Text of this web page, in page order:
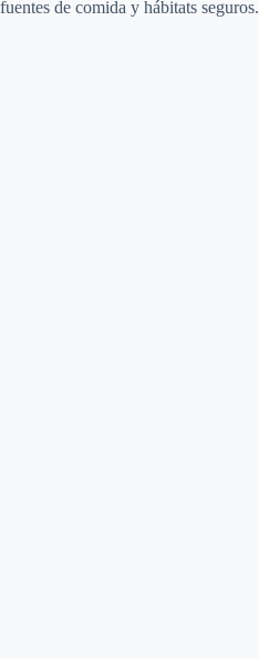
fuentes de comida y hábitats seguros.